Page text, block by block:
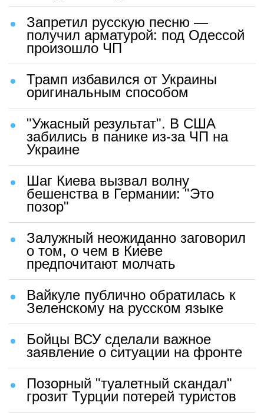
Запретил русскую песню —
получил арматурой: под Одессой
произошло ЧП
Трамп избавился от Украины
оригинальным способом
"Ужасный результат". В США
забились в панике из-за ЧП на
Украине
Шаг Киева вызвал волну
бешенства в Германии: "Это
позор"
Залужный неожиданно заговорил
о том, о чем в Киеве
предпочитают молчать
Вайкуле публично обратилась к
Зеленскому на русском языке
Бойцы ВСУ сделали важное
заявление о ситуации на фронте
Позорный "туалетный скандал"
грозит Турции потерей туристов